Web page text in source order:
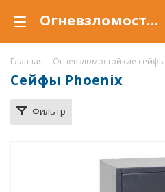
Огневзломостойкий сейф Phoenix купить в Белгороде, сейфы Phoenix с защитой от взлома и от огня по низкой цене c доставкой
Главная - Огневзломостойкие сейфы
Сейфы Phoenix
Фильтр